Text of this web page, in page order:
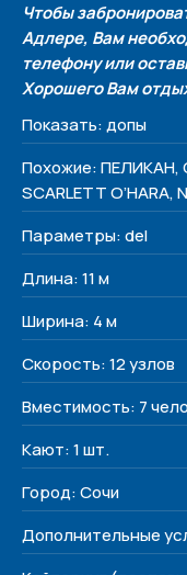
Чтобы
Адлере, Вам
телефону или
Хорошего Вам
Показать: допы
Похожие: ПЕЛИКАН,
SCARLETT O’HARA,
Параметры: del
Длина: 11 м
Ширина: 4 м
Скорость: 12 узлов
Вместимость: 7
Кают: 1 шт.
Город: Сочи
Дополнительные
Наши яхты
Контакты
О нас
Политика
Меню
+7 (938) 488-17-17
yachtvibe@yandex.ru
Сочи, Несебрская 3
Соц. сети